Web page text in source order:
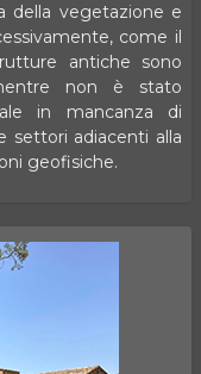
della vegetazione e
come il
antiche sono
non è stato
in mancanza di
settori adiacenti alla
geofisiche.